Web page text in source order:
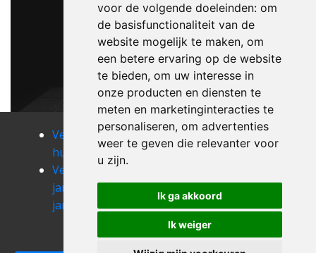
voor de volgende doeleinden: om
de basisfunctionaliteit van de
website mogelijk te maken, om
een betere ervaring op de website
te bieden, om uw interesse in
onze producten en diensten te
meten en marketinginteracties te
personaliseren, om advertenties
weer te geven die relevanter voor
u zijn.
Ik ga akkoord
Ik weiger
Verhuizen
huppaye
Verhuizen
incourt
Verhuizen
ittre
Verhuizen
jandrain-
jandrenouille
jauche
jauchelette
Verhuizen
geldenaken
Verhuizen
jodoigne-
souveraine